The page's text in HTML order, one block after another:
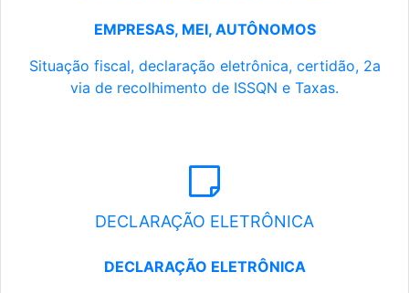
EMPRESAS, MEI, AUTÔNOMOS
Situação fiscal, declaração eletrônica, certidão, 2a
via de recolhimento de ISSQN e Taxas.
DECLARAÇÃO ELETRÔNICA
DECLARAÇÃO ELETRÔNICA